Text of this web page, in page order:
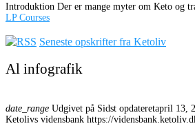
Introduktion Der er mange myter om Keto og
LP Courses
Seneste opskrifter fra Ketoliv
Al infografik
date_range Udgivet på Sidst opdateretapril 13,
Ketolivs vidensbank https://